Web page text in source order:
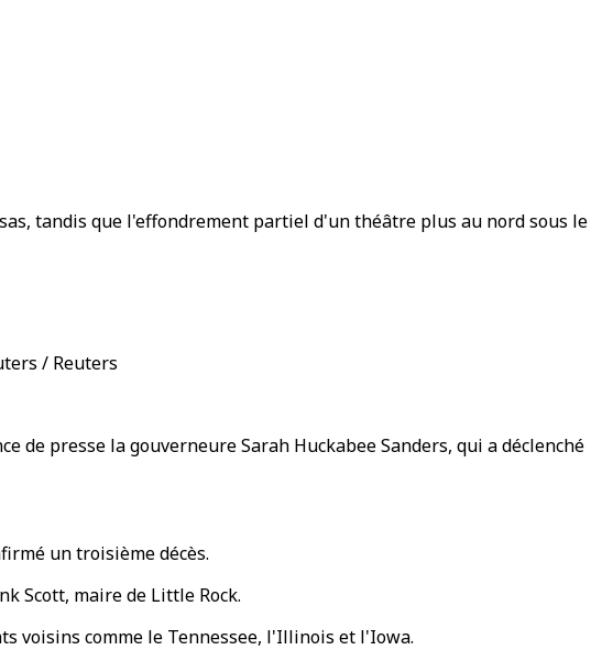
tandis que l'effondrement partiel d'un théâtre plus au nord sous le
/ Reuters
de presse la gouverneure Sarah Huckabee Sanders, qui a déclenché
un troisième décès.
Scott, maire de Little Rock.
voisins comme le Tennessee, l'Illinois et l'Iowa.